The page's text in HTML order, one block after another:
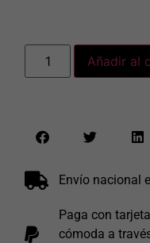
Añadir al
Envío nacional
Paga con
cómoda a